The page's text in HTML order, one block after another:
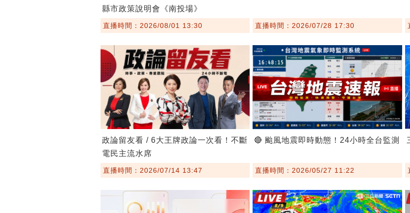
縣市政策說明會《南投場》
直播時間：2026/08/01 13:30 直播時間：2026/07/28 17:30
政論留友看 / 6大王牌政論一次看！不斷
電民主流水席
直播時間：2026/07/14 13:47
🔴 颱風地震即時動態！24小時全台監測
直播時間：2026/05/27 11:22